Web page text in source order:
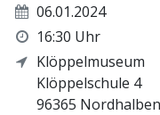
06.01.2024
16:30 Uhr
Klöppelmuseum
Klöppelschule 4
96365 Nordhalben